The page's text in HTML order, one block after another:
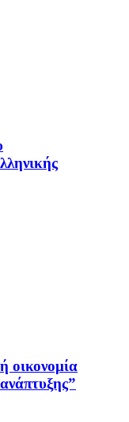
οικονομία